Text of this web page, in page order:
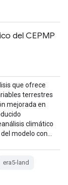
del CEPMP
que ofrece
terrestres
mejorada en
climático
modelo con…
era5-land